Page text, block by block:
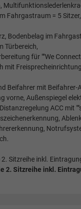
= 5
Bodenbelag im
Türbereich,
für ""We
mit
Beifahrer mit
Außenspiegel
ACC mit
Sitzreihe inkl.
2. Sitzreihe inkl.